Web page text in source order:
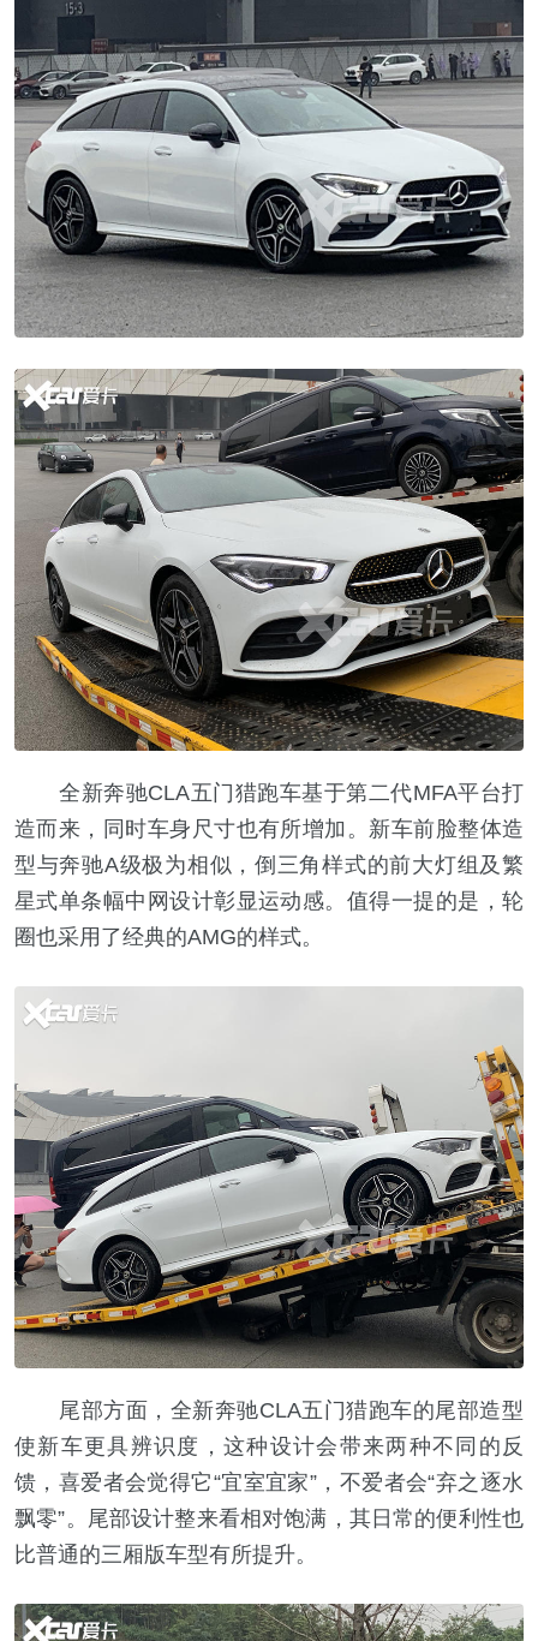
全新奔驰CLA五门猎跑车基于第二代MFA平台打
造而来，同时车身尺寸也有所增加。新车前脸整体造
型与奔驰A级极为相似，倒三角样式的前大灯组及繁
星式单条幅中网设计彰显运动感。值得一提的是，轮
圈也采用了经典的AMG的样式。
尾部方面，全新奔驰CLA五门猎跑车的尾部造型
使新车更具辨识度，这种设计会带来两种不同的反
馈，喜爱者会觉得它“宜室宜家”，不爱者会“弃之逐水
飘零”。尾部设计整来看相对饱满，其日常的便利性也
比普通的三厢版车型有所提升。